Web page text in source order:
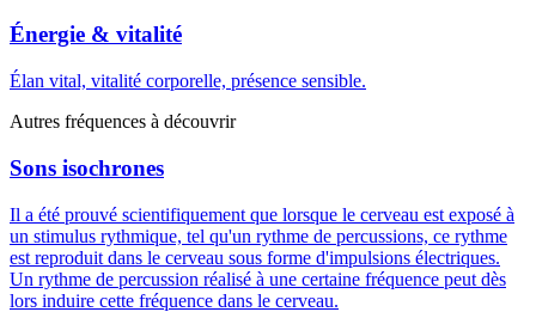
Énergie & vitalité
Élan vital, vitalité corporelle, présence sensible.
Autres fréquences à découvrir
Sons isochrones
Il a été prouvé scientifiquement que lorsque le cerveau est exposé à
un stimulus rythmique, tel qu'un rythme de percussions, ce rythme
est reproduit dans le cerveau sous forme d'impulsions électriques.
Un rythme de percussion réalisé à une certaine fréquence peut dès
lors induire cette fréquence dans le cerveau.